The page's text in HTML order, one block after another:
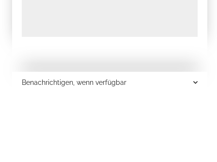
Benachrichtigen, wenn verfügbar